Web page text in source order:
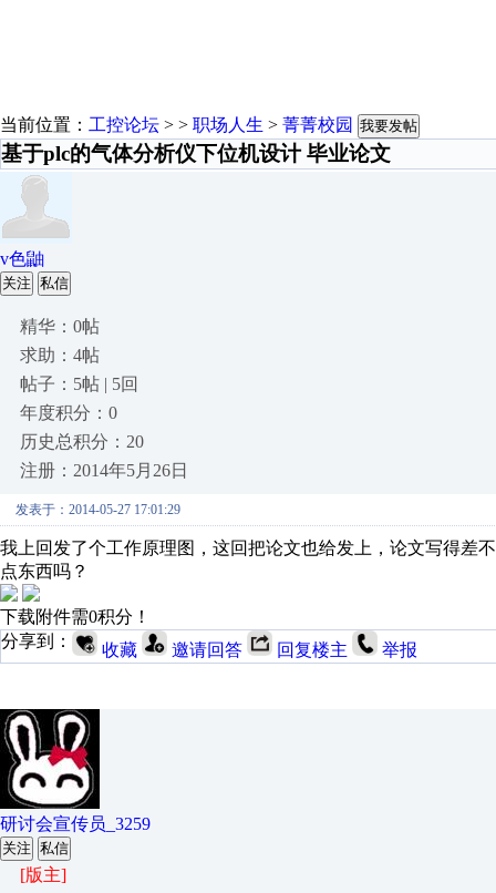
当前位置： 工控论坛 > > 职场人生 > 菁菁校园 我要发帖
基于plc的气体分析仪下位机设计 毕业论文
v色鼬
关注 私信
精华：0帖
求助：4帖
帖子：5帖 | 5回
年度积分：0
历史总积分：20
注册：2014年5月26日
发表于：2014-05-27 17:01:29
我上回发了个工作原理图，这回把论文也给发上，论文写得差
点东西吗？
下载附件需0积分！
分享到：
收藏 邀请回答 回复楼主 举报
研讨会宣传员_3259
关注 私信
[版主]